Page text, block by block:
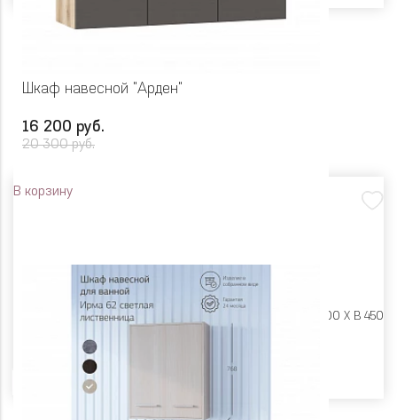
Шкаф навесной "Арден"
16 200 руб.
20 300 руб.
В корзину
Ш 1350 X Г 400 X В 450